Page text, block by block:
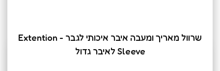
שרוול מאריך ומעבה איבר איכותי לגבר - Extention
Sleeve לאיבר גדול